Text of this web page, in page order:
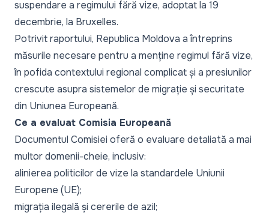
suspendare a regimului fără vize, adoptat la 19
decembrie, la Bruxelles.
Potrivit raportului, Republica Moldova a întreprins
măsurile necesare pentru a menține regimul fără vize,
în pofida contextului regional complicat și a presiunilor
crescute asupra sistemelor de migrație și securitate
din Uniunea Europeană.
Ce a evaluat Comisia Europeană
Documentul Comisiei oferă o evaluare detaliată a mai
multor domenii-cheie, inclusiv:
alinierea politicilor de vize la standardele Uniunii
Europene (UE);
migrația ilegală și cererile de azil;